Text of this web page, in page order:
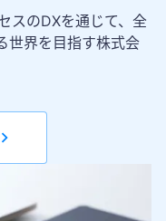
スのDXを通じて、全
世界を目指す株式会